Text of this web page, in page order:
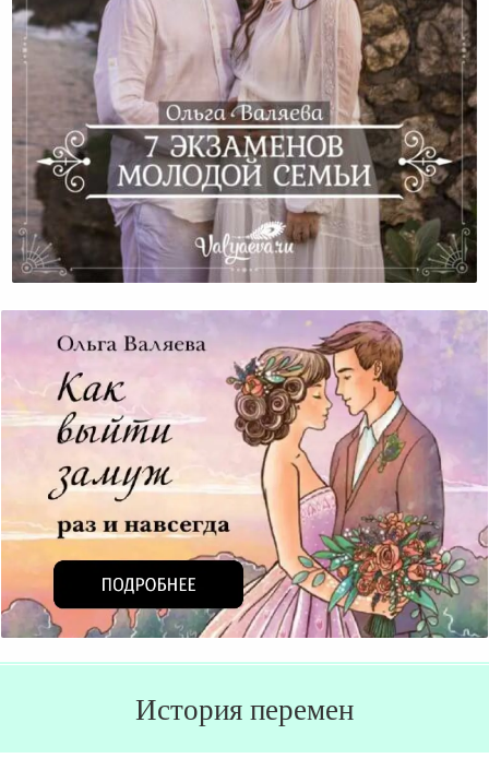
7 Экзаменов Молодой Семьи
История перемен